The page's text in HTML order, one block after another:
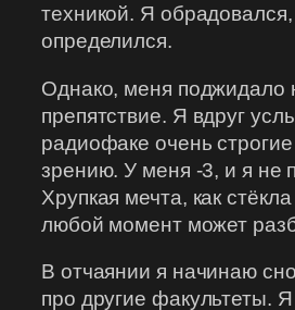
техникой. Я
определился.
Однако, меня поджидало
препятствие. Я вдруг
радиофаке очень
зрению. У меня -3, и я не
Хрупкая мечта, как
любой момент может
В отчаянии я начинаю
про другие факультеты.